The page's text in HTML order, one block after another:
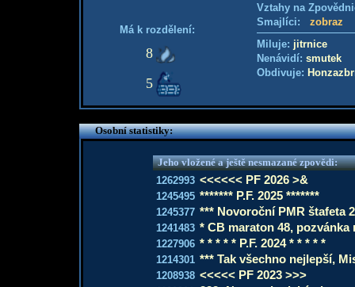
Má k rozdělení:
8
5
Vztahy na
Smajlíci: zobraz
Miluje: jitrnice
Nenávidí: smutek
Obdivuje:
Osobní statistiky:
Jeho vložené a ještě nesmazané zpovědi:
1262993 <<<<<< PF 2026 >&
1245495 ******* P.F. 2025 *******
1245377 *** Novoroční PMR štafeta
1241483 * CB maraton 48, pozvánka
1227906 * * * * * P.F. 2024 * * * * *
1214301 *** Tak všechno nejlepší,
1208938 <<<<< PF 2023 >>>